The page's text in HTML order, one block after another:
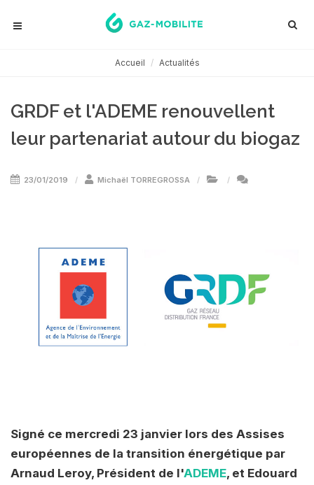
Accueil Actualités
GRDF et l'ADEME renouvellent
leur partenariat autour du biogaz
23/01/2019 Michaël TORREGROSSA
Signé ce mercredi 23 janvier lors des Assises
européennes de la transition énergétique par
Arnaud Leroy, Président de l'ADEME, et Edouard